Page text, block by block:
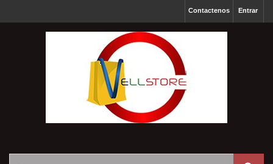
Entrar
Contactenos